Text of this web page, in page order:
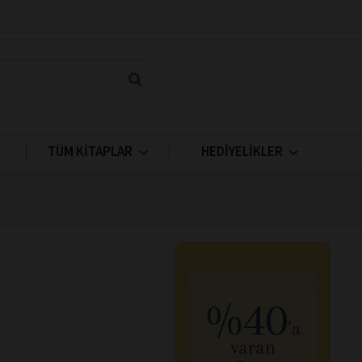
TÜM KİTAPLAR HEDİYELİKLER